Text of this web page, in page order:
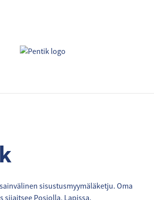
sisustusmyymäläketju. Oma
sijaitsee Posiolla, Lapissa.